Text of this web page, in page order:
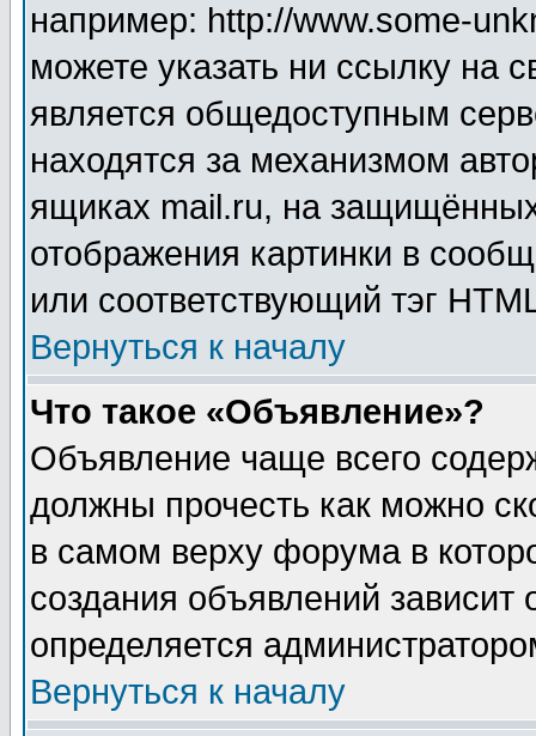
например: http://www.some-
можете указать ни ссылку на
является общедоступным
находятся за механизмом
ящиках mail.ru, на
отображения картинки в
или соответствующий тэг
Вернуться к началу
Что такое «Объявление»?
Объявление чаще всего
должны прочесть как можно
в самом верху форума в
создания объявлений зависит
определяется
Вернуться к началу